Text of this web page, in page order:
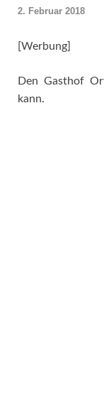
2. Februar 2018
[Werbung]
Den Gasthof
kann.